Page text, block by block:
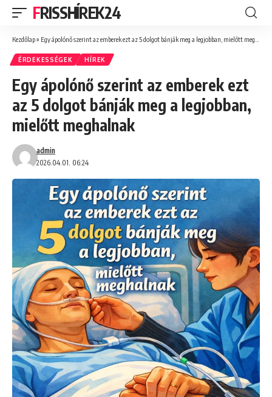
FRISSHÍREK24
Kezdőlap» Egy ápolónő szerint az emberek ezt az 5 dolgot bánják meg a legjobban, mielőtt meghalnak
ÉRDEKESSÉGEK HÍREK
Egy ápolónő szerint az emberek ezt
az 5 dolgot bánják meg a legjobban,
mielőtt meghalnak
2026.04.01. 06:24
admin